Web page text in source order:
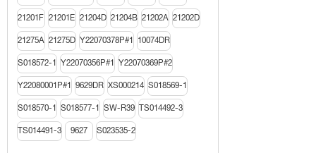
21201F 21201E 21204D 21204B 21202A 21202D
21275A 21275D Y22070378P#1 10074DR
S018572-1 Y22070356P#1 Y22070369P#2
Y22080001P#1 9629DR XS000214 S018569-1
S018570-1 S018577-1 SW-R39 TS014492-3
TS014491-3 9627 S023535-2